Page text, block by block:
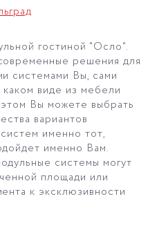
гостиной "Осло".
решения для
системами Вы, сами
каком виде из мебели
Вы можете выбрать
вариантов
именно тот,
именно Вам.
системы могут
площади или
к эксклюзивности